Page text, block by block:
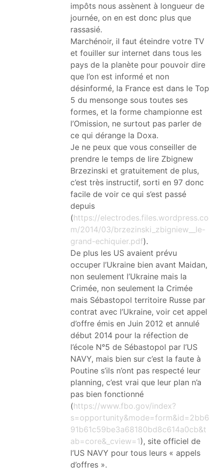
impôts nous assènent à longueur de
journée, on en est donc plus que
rassasié.
Marchénoir, il faut éteindre votre TV
et fouiller sur internet dans tous les
pays de la planète pour pouvoir dire
que l’on est informé et non
désinformé, la France est dans le Top
5 du mensonge sous toutes ses
formes, et la forme championne est
l’Omission, ne surtout pas parler de
ce qui dérange la Doxa.
Je ne peux que vous conseiller de
prendre le temps de lire Zbignew
Brzezinski et gratuitement de plus,
c’est très instructif, sorti en 97 donc
facile de voir ce qui s’est passé
depuis
(https://electrodes.files.wordpress.co
m/2014/03/brzezinski_zbigniew__le-
grand-echiquier.pdf).
De plus les US avaient prévu
occuper l’Ukraine bien avant Maidan,
non seulement l’Ukraine mais la
Crimée, non seulement la Crimée
mais Sébastopol territoire Russe par
contrat avec l’Ukraine, voir cet appel
d’offre émis en Juin 2012 et annulé
début 2014 pour la réfection de
l’école N°5 de Sébastopol par l’US
NAVY, mais bien sur c’est la faute à
Poutine s’ils n’ont pas respecté leur
planning, c’est vrai que leur plan n’a
pas bien fonctionné
(https://www.fbo.gov/index?
s=opportunity&mode=form&id=2bb6
91b61c59be3a68180bd8c614a0cb&t
ab=core&_cview=1), site officiel de
l’US NAVY pour tous leurs « appels
d’offres ».